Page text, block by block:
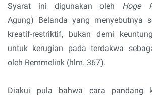
Syarat ini digunakan oleh Hoge
Agung) Belanda yang menyebutnya
kreatif-restriktif, bukan demi
untuk kerugian pada terdakwa
oleh Remmelink (hlm. 367).
Diakui pula bahwa cara pandang